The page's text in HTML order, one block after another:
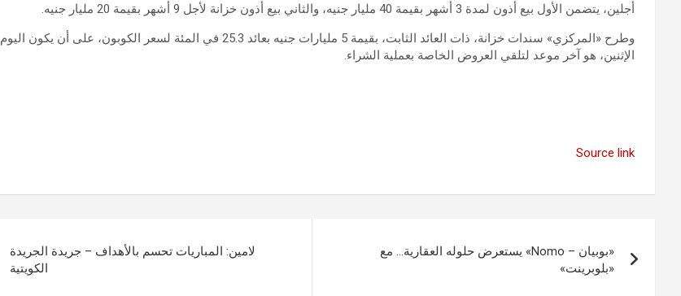
أجلين، يتضمن الأول بيع أذون لمدة 3 أشهر بقيمة 40 مليار جنيه، والثاني بيع أذون خزانة لأجل 9 أشهر بقيمة 20 مليار جنيه.
وطرح «المركزي» سندات خزانة، ذات العائد الثابت، بقيمة 5 مليارات جنيه بعائد 25.3 في المئة لسعر الكوبون، على أن يكون اليوم
الإثنين، هو آخر موعد لتلقي العروض الخاصة بعملية الشراء.
Source link
المقالات
«بوبيان – Nomo» يستعرض حلوله العقارية… مع
«بلوبرينت»
لامين: المباريات تحسم بالأهداف – جريدة الجريدة
الكويتية